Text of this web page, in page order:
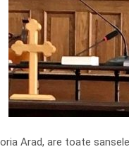
Arad, are toate